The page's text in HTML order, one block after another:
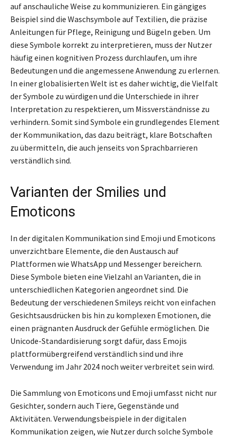
auf anschauliche Weise zu kommunizieren. Ein gängiges
Beispiel sind die Waschsymbole auf Textilien, die präzise
Anleitungen für Pflege, Reinigung und Bügeln geben. Um
diese Symbole korrekt zu interpretieren, muss der Nutzer
häufig einen kognitiven Prozess durchlaufen, um ihre
Bedeutungen und die angemessene Anwendung zu erlernen.
In einer globalisierten Welt ist es daher wichtig, die Vielfalt
der Symbole zu würdigen und die Unterschiede in ihrer
Interpretation zu respektieren, um Missverständnisse zu
verhindern. Somit sind Symbole ein grundlegendes Element
der Kommunikation, das dazu beiträgt, klare Botschaften
zu übermitteln, die auch jenseits von Sprachbarrieren
verständlich sind.
Varianten der Smilies und
Emoticons
In der digitalen Kommunikation sind Emoji und Emoticons
unverzichtbare Elemente, die den Austausch auf
Plattformen wie WhatsApp und Messenger bereichern.
Diese Symbole bieten eine Vielzahl an Varianten, die in
unterschiedlichen Kategorien angeordnet sind. Die
Bedeutung der verschiedenen Smileys reicht von einfachen
Gesichtsausdrücken bis hin zu komplexen Emotionen, die
einen prägnanten Ausdruck der Gefühle ermöglichen. Die
Unicode-Standardisierung sorgt dafür, dass Emojis
plattformübergreifend verständlich sind und ihre
Verwendung im Jahr 2024 noch weiter verbreitet sein wird.
Die Sammlung von Emoticons und Emoji umfasst nicht nur
Gesichter, sondern auch Tiere, Gegenstände und
Aktivitäten. Verwendungsbeispiele in der digitalen
Kommunikation zeigen, wie Nutzer durch solche Symbole